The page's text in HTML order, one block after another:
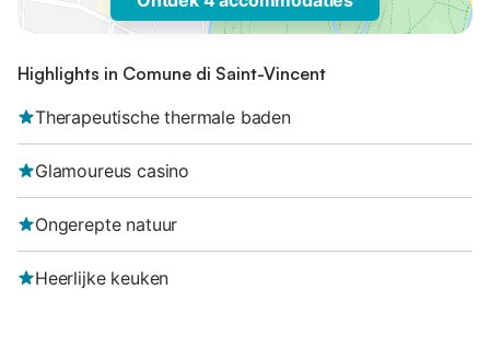
Highlights in Comune di Saint-Vincent
Therapeutische thermale baden
Glamoureus casino
Ongerepte natuur
Heerlijke keuken